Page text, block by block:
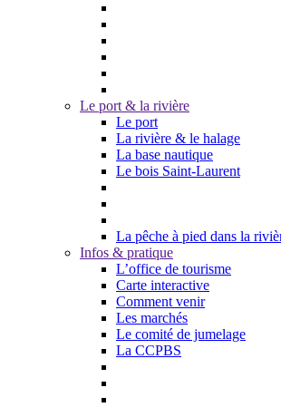
Le port & la rivière
Le port
La rivière & le halage
La base nautique
Le bois Saint-Laurent
La pêche à pied dans la
Infos & pratique
L’office de tourisme
Carte interactive
Comment venir
Les marchés
Le comité de jumelage
La CCPBS